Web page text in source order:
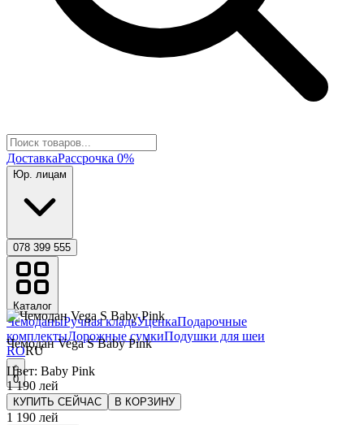
ДоставкаРассрочка 0%
Юр. лицам
078 399 555
Каталог
ЧемоданыРучная кладьУценкаПодарочные
комплектыДорожные сумкиПодушки для шеи
RORU
0
Чемодан Vega S Baby Pink
Цвет: Baby Pink
1 190 лей
КУПИТЬ СЕЙЧАС В КОРЗИНУ
1 190 лей